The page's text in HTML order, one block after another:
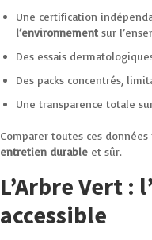
Une certification
l’environnement sur
Des essais
Des packs concentrés,
Une transparence totale
Comparer toutes ces
entretien durable et sûr.
L’Arbre Vert :
accessible